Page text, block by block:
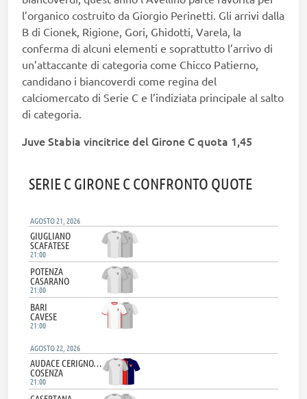
l’organico costruito da Giorgio Perinetti. Gli arrivi dalla
B di Cionek, Rigione, Gori, Ghidotti, Varela, la
conferma di alcuni elementi e soprattutto l’arrivo di
un’attaccante di categoria come Chicco Patierno,
candidano i biancoverdi come regina del
calciomercato di Serie C e l’indiziata principale al salto
di categoria.
Juve Stabia vincitrice del Girone C quota 1,45